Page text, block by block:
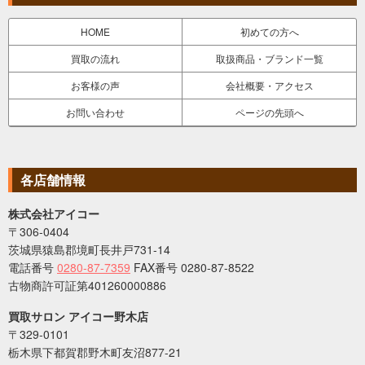
HOME
初めての方へ
買取の流れ
取扱商品・ブランド一覧
お客様の声
会社概要・アクセス
お問い合わせ
ページの先頭へ
各店舗情報
株式会社アイコー
〒306-0404
茨城県猿島郡境町長井戸731-14
電話番号 0280-87-7359 FAX番号 0280-87-8522
古物商許可証第401260000886
買取サロン アイコー野木店
〒329-0101
栃木県下都賀郡野木町友沼877-21